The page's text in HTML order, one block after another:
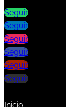
Seguir
Seguir
Seguir
Seguir
Seguir
Seguir
Inicio